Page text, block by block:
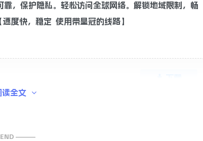
，保护隐私。轻松访问全球网络。解锁地域限制，畅
度快，稳定 使用带皇冠的线路】
读全文
———